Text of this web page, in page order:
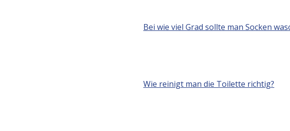
Bei wie viel Grad sollte man Socken
Wie reinigt man die Toilette richtig?